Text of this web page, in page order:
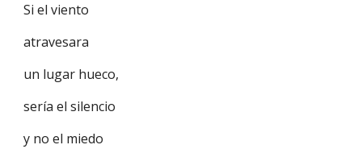
Si el viento
atravesara
un lugar hueco,
sería el silencio
y no el miedo